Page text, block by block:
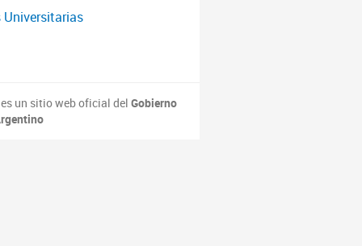
un sitio web oficial del Gobierno